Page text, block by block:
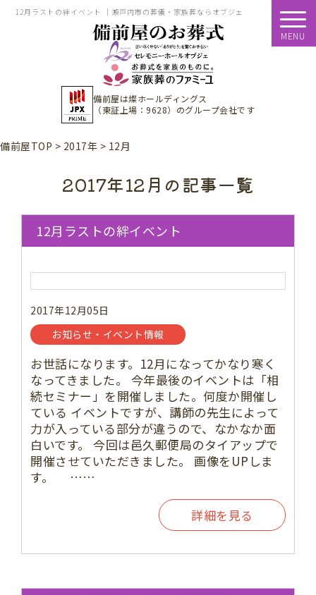
12月ラストの絆イベント ｜瀬戸内市の葬儀・家族葬ならオブジェ
備前屋は燦ホールディングス
（東証上場：9628） のグループ会社です
MENU
備前屋TOP > 2017年 > 12月
2017年12月の記事一覧
12月ラストの絆イベント
2017年12月05日
お知らせ・イベント情報
お世話になります。12月になってかなり寒く
なってきました。 今年最後のイベントは「相
続セミナー」を開催しました。何度か開催し
ている イベントですが、講師の先生によって
力が入っている部分が違うので、なかなか面
白いです。 今回は邑久郵便局のタイアップで
開催させていただきました。 画像をUPしま
す。 ……
詳細を見る